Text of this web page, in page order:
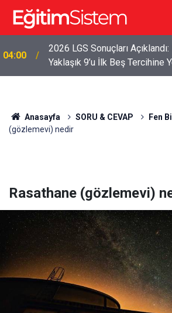
04:00
2026 LGS Sonuçları
Yaklaşık 9’u İlk Beş Tercihine
Anasayfa SORU & CEVAP Fen
(gözlemevi) nedir
Rasathane (gözlemevi)